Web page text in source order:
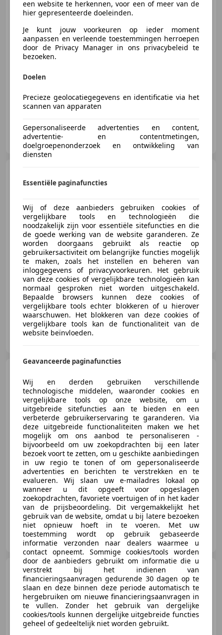
€ 3.750
06/2013
Autocentrum Eemnes B.V.
NL-3755 BX EEMNES
€ 14.999
12/2021 58.338 km Benzine
61 kW (83 PK)
Autocentrum Eemnes B.V.
Line Camera / Virtual Cockpit
€ 15.499
05/2019 84.933 km Benzine
85 kW (116 PK)
Autocentrum Eemnes B.V.
NL-3755 BX EEMNES
Volkswagen up!
1.0 TSI
85kW GTi 5-drs Panoramadak
€ 17.499
een website te herkennen, voor een of meer van de
hier gepresenteerde doeleinden.
Je kunt jouw voorkeuren op ieder moment
aanpassen en verleende toestemmingen herroepen
door de Privacy Manager in ons privacybeleid te
bezoeken.
Doelen
Precieze geolocatiegegevens en identificatie via het
scannen van apparaten
Gepersonaliseerde advertenties en content,
advertentie- en contentmetingen,
doelgroepenonderzoek en ontwikkeling van
diensten
Essentiële paginafuncties
Wij of deze aanbieders gebruiken cookies of
vergelijkbare tools en technologieën die
noodzakelijk zijn voor essentiële sitefuncties en die
de goede werking van de website garanderen. Ze
worden doorgaans gebruikt als reactie op
gebruikersactiviteit om belangrijke functies mogelijk
te maken, zoals het instellen en beheren van
inloggegevens of privacyvoorkeuren. Het gebruik
van deze cookies of vergelijkbare technologieën kan
normaal gesproken niet worden uitgeschakeld.
Bepaalde browsers kunnen deze cookies of
vergelijkbare tools echter blokkeren of u hierover
waarschuwen. Het blokkeren van deze cookies of
vergelijkbare tools kan de functionaliteit van de
website beïnvloeden.
Geavanceerde paginafuncties
Wij en derden gebruiken verschillende
technologische middelen, waaronder cookies en
vergelijkbare tools op onze website, om u
uitgebreide sitefuncties aan te bieden en een
verbeterde gebruikerservaring te garanderen. Via
deze uitgebreide functionaliteiten maken we het
mogelijk om ons aanbod te personaliseren -
bijvoorbeeld om uw zoekopdrachten bij een later
bezoek voort te zetten, om u geschikte aanbiedingen
in uw regio te tonen of om gepersonaliseerde
advertenties en berichten te verstrekken en te
evalueren. Wij slaan uw e-mailadres lokaal op
wanneer u dit opgeeft voor opgeslagen
zoekopdrachten, favoriete voertuigen of in het kader
van de prijsbeoordeling. Dit vergemakkelijkt het
gebruik van de website, omdat u bij latere bezoeken
niet opnieuw hoeft in te voeren. Met uw
toestemming wordt op gebruik gebaseerde
informatie verzonden naar dealers waarmee u
contact opneemt. Sommige cookies/tools worden
door de aanbieders gebruikt om informatie die u
verstrekt bij het indienen van
financieringsaanvragen gedurende 30 dagen op te
slaan en deze binnen deze periode automatisch te
hergebruiken om nieuwe financieringsaanvragen in
te vullen. Zonder het gebruik van dergelijke
cookies/tools kunnen dergelijke uitgebreide functies
geheel of gedeeltelijk niet worden gebruikt.